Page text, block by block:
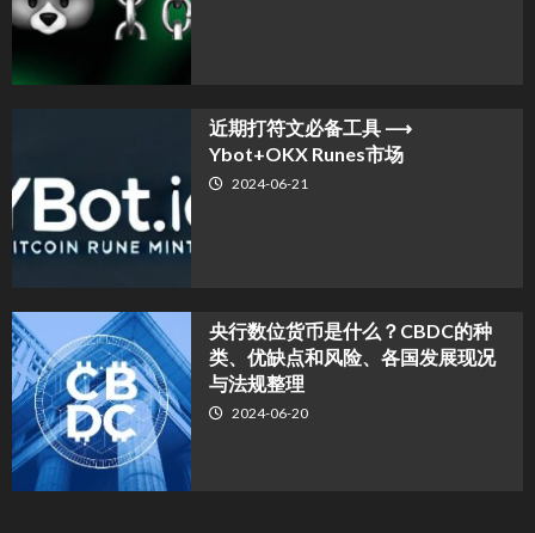
近期打符文必备工具 ⟶
Ybot+OKX Runes市场
2024-06-21
央行数位货币是什么？CBDC的种
类、优缺点和风险、各国发展现况
与法规整理
2024-06-20